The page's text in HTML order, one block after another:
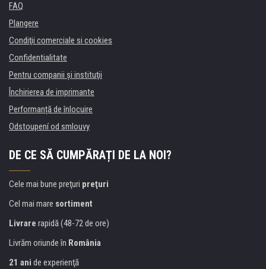
FAQ
Plangere
Condiţii comerciale si cookies
Confidentialitate
Pentru companii și instituţii
Închirierea de imprimante
Performanță de înlocuire
Odstoupení od smlouvy
DE CE SĂ CUMPĂRAȚI DE LA NOI?
Cele mai bune preţuri preţuri
Cel mai mare sortiment
Livrare rapidă (48-72 de ore)
Livrăm oriunde în România
21 ani de experienţă